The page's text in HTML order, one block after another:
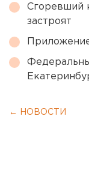
Сгоревший
застроят
← НОВОСТИ